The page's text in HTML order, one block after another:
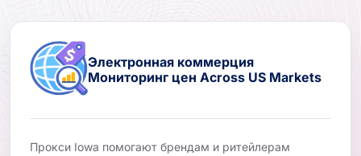
Электронная коммерция
Мониторинг цен Across US Markets
Прокси Iowa помогают брендам и ритейлерам